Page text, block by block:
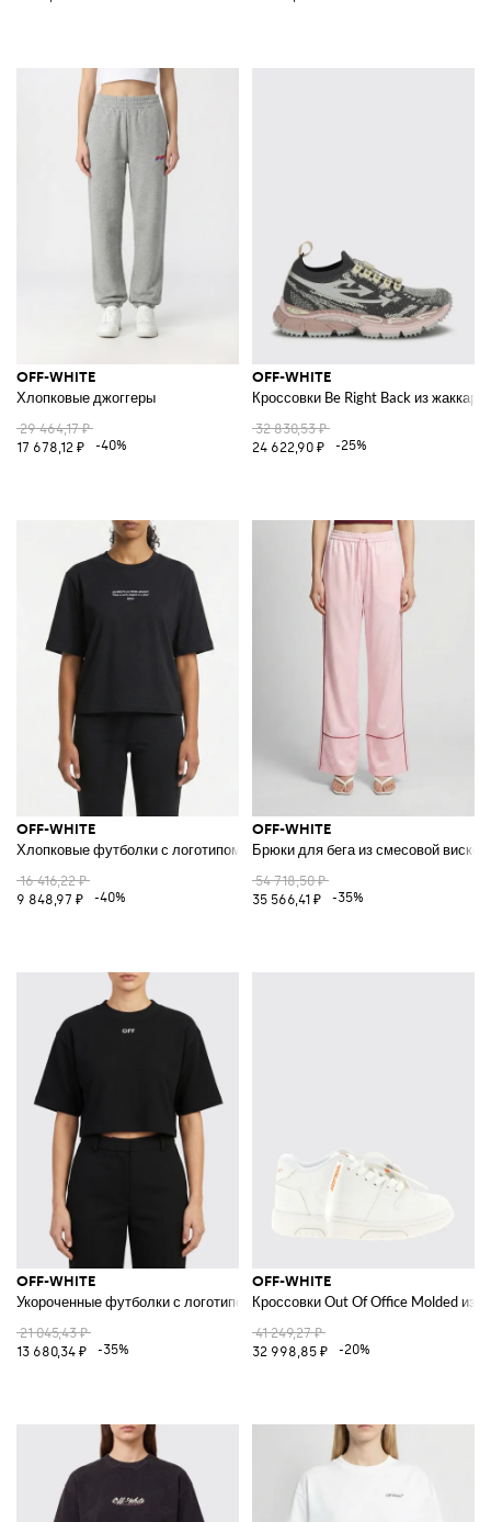
OFF-WHITE
Хлопковые джоггеры
29 464,17 ₽
17 678,12 ₽
-40%
OFF-WHITE
Кроссовки Be Right Back из
32 830,53 ₽
24 622,90 ₽
-25%
OFF-WHITE
Хлопковые футболки с логотипом
16 416,22 ₽
9 848,97 ₽
-40%
OFF-WHITE
Брюки для бега из смесовой
54 718,50 ₽
35 566,41 ₽
-35%
OFF-WHITE
Укороченные футболки с логотипом
21 045,43 ₽
13 680,34 ₽
-35%
OFF-WHITE
Кроссовки Out Of Office Molded из
41 249,27 ₽
32 998,85 ₽
-20%